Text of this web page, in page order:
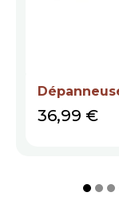
Prix
36,99 €